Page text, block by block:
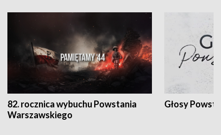
82. rocznica wybuchu Powstania
Warszawskiego
Głosy